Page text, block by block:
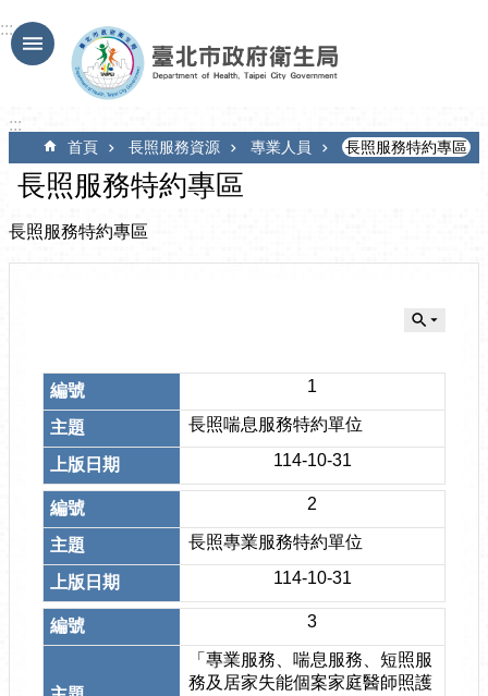
跳到主要內容區塊
:::
:::
首頁 長照服務資源 專業人員 長照服務特約專區
長照服務特約專區
長照服務特約專區
1
長照喘息服務特約單位
114-10-31
2
長照專業服務特約單位
114-10-31
3
「專業服務、喘息服務、短照服
務及居家失能個案家庭醫師照護